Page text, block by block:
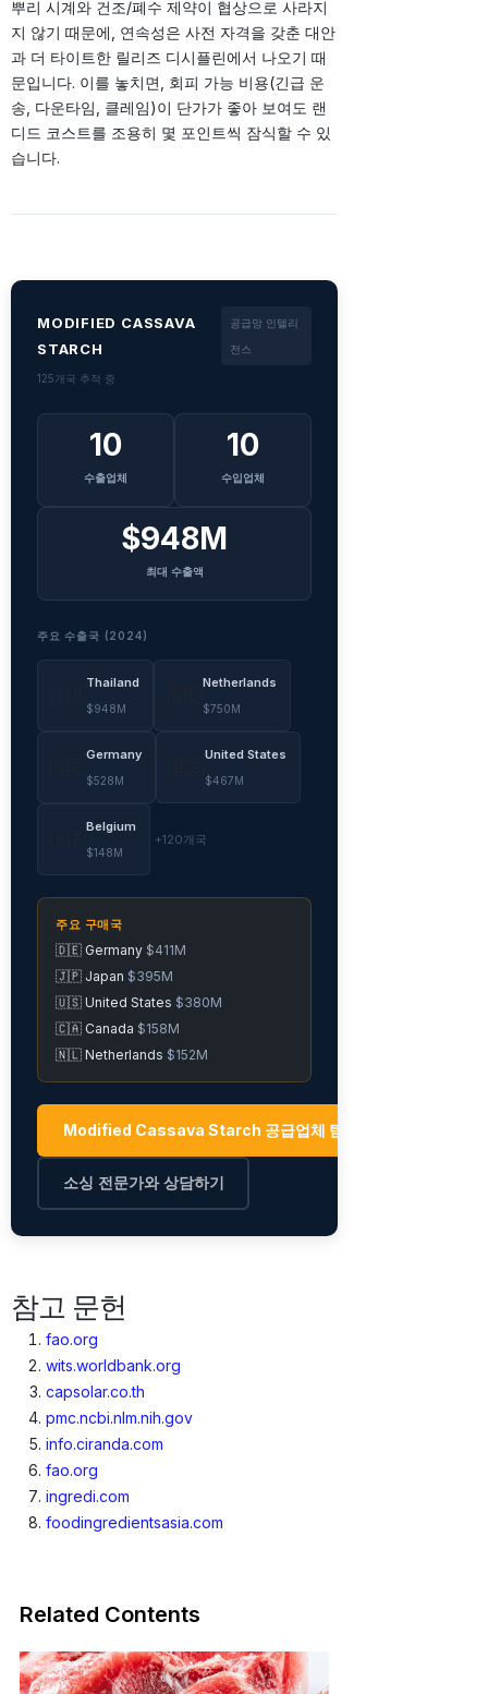
뿌리 시계와 건조/폐수 제약이 협상으로 사라지
지 않기 때문에, 연속성은 사전 자격을 갖춘 대안
과 더 타이트한 릴리즈 디시플린에서 나오기 때
문입니다. 이를 놓치면, 회피 가능 비용(긴급 운
송, 다운타임, 클레임)이 단가가 좋아 보여도 랜
디드 코스트를 조용히 몇 포인트씩 잠식할 수 있
습니다.
MODIFIED CASSAVA
STARCH
공급망 인텔리
전스
125개국 추적 중
10
수출업체
10
수입업체
$948M
최대 수출액
주요 수출국 (2024)
Thailand
$948M
Netherlands
$750M
Germany
$528M
United States
$467M
Belgium
$148M
+120개국
주요 구매국
🇩🇪 Germany $411M
🇯🇵 Japan $395M
🇺🇸 United States $380M
🇨🇦 Canada $158M
🇳🇱 Netherlands $152M
Modified Cassava Starch 공급업체 탐색 →
소싱 전문가와 상담하기
참고 문헌
fao.org
wits.worldbank.org
capsolar.co.th
pmc.ncbi.nlm.nih.gov
info.ciranda.com
fao.org
ingredi.com
foodingredientsasia.com
Related Contents